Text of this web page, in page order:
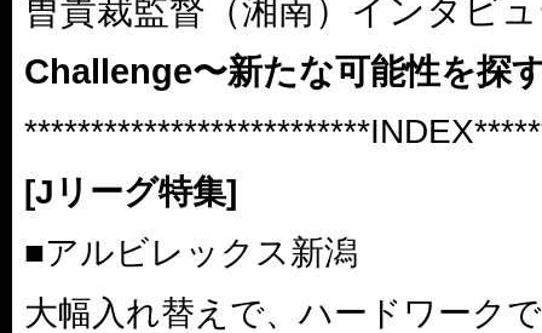
曺貴裁監督（湘南）インタビ
Challenge〜新たな可能性を探
[Jリーグ特集]
■アルビレックス新潟
大幅入れ替えで、ハードワーク